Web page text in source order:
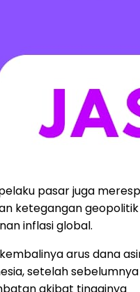
pasarjuga
ketegangangeopolitik
inflasiglobal.
kembalinyaarusdana
setelahsebelumnya
akibat tingginya